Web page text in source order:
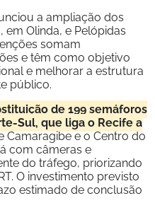
a ampliação dos
em Olinda, e Pelópidas
somam
e têm como objetivo
e melhorar a estrutura
público.
de 199 semáforos
Sul, que liga o Recife a
Camaragibe e o Centro do
com câmeras e
do tráfego, priorizando
O investimento previsto
estimado de conclusão